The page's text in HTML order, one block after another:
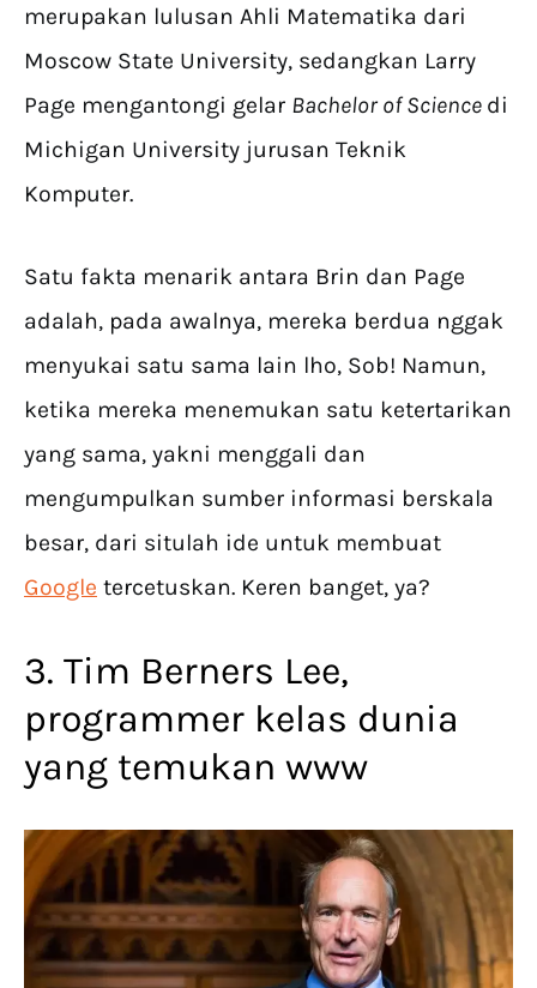
merupakan lulusan Ahli Matematika dari
Moscow State University, sedangkan Larry
Page mengantongi gelar Bachelor of Science di
Michigan University jurusan Teknik
Komputer.
Satu fakta menarik antara Brin dan Page
adalah, pada awalnya, mereka berdua nggak
menyukai satu sama lain lho, Sob! Namun,
ketika mereka menemukan satu ketertarikan
yang sama, yakni menggali dan
mengumpulkan sumber informasi berskala
besar, dari situlah ide untuk membuat
Google tercetuskan. Keren banget, ya?
3. Tim Berners Lee,
programmer kelas dunia
yang temukan www